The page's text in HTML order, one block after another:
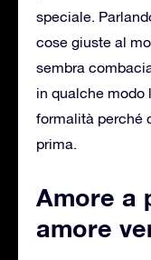
speciale.
cose giuste al
sembra
in qualche modo
formalità perché
prima.
Amore a
amore